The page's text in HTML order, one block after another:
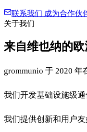
联系我们 成为合作伙
关于我们
来自维也纳的
grommunio 于 2020
我们开发基础设施级
我们提供创新和用户